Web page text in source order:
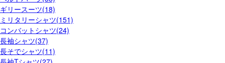
ギリースーツ(18)
ミリタリーシャツ(151)
コンバットシャツ(24)
長袖シャツ(37)
長そでシャツ(11)